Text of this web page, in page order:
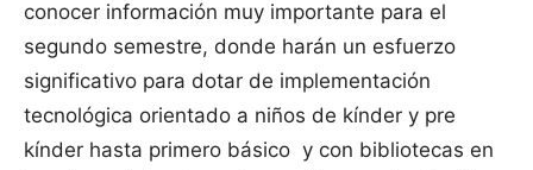
conocer información muy importante para el
segundo semestre, donde harán un esfuerzo
significativo para dotar de implementación
tecnológica orientado a niños de kínder y pre
kínder hasta primero básico y con bibliotecas en